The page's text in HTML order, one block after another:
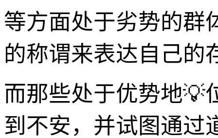
等方面处于劣势的群
的称谓来表达自己的
而那些处于优势地💡
到不安，并试图通过